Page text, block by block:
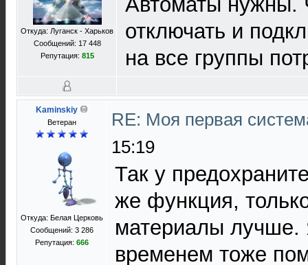
Откуда: Луганск - Харьков
Сообщений: 17 448
Репутация: 815
отключать и
на все группы
Kaminskiy
Ветеран
Откуда: Белая Церковь
Сообщений: 3 286
Репутация: 666
RE: Моя первая
15:19
Так у
же функция,
материалы лучше.
временем тоже